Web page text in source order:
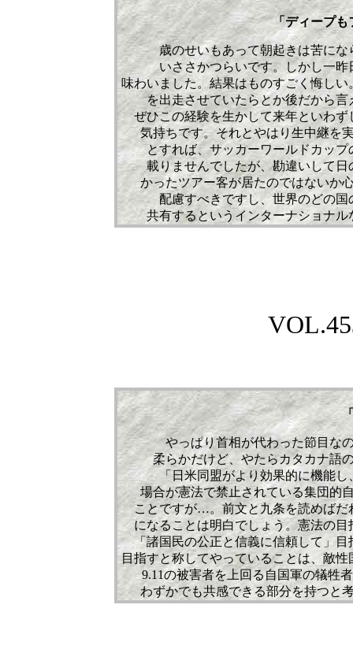
「ディープも
歳のせいもあって朝起きは苦に
いささかつらいです。しかし一
味わいました。結果はものすごく悔し
を出走させていたらとか後だから
ぜひこの経験を生かして来年といわ
気持ちです。それとやはり生中継を
とすれば、サッカーワールドカッ
載りませんでしたが、勘違いして
かったツアー客が居たのではないか
配慮すべきですし、世界のどの
共有するというインターナショナ
VOL.
やっぱり首相が代わった節目な
柔らかだけど、やたらカタカナ語
「日米同盟がより効果的に機能
場合が憲法で禁止されている集団的
ことですが…。前文と九条を読めばだ
になることは明白でしょう。憲法の
「諸国民の公正と信義に信頼して」
目指すと称してやっていることは、敵
9.11の被害者を上回る自国軍の犠牲
わずかでも共感できる部分を持つと